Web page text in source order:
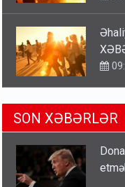
6
Geri
SON XƏBƏRLƏR